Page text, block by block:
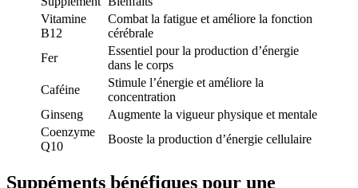
Vitamine
B12
Combat la fatigue et améliore la fonction
cérébrale
Fer
Essentiel pour la production d’énergie
dans le corps
Caféine
Stimule l’énergie et améliore la
concentration
Ginseng
Augmente la vigueur physique et mentale
Coenzyme
Q10
Booste la production d’énergie cellulaire
Suppéments bénéfiques pour une